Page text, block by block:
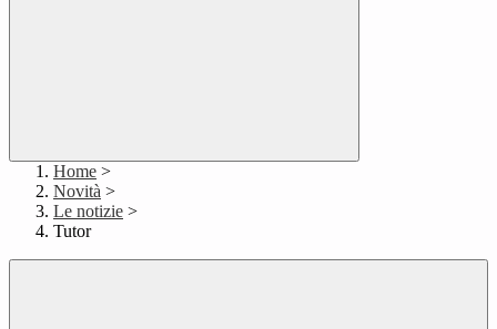
Home >
Novità >
Le notizie >
Tutor